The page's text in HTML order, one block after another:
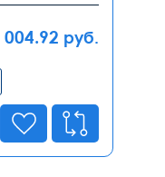
004.92 руб.